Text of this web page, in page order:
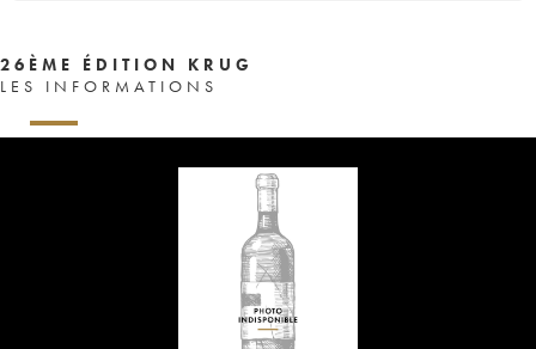
26ÈME ÉDITION KRUG
LES INFORMATIONS